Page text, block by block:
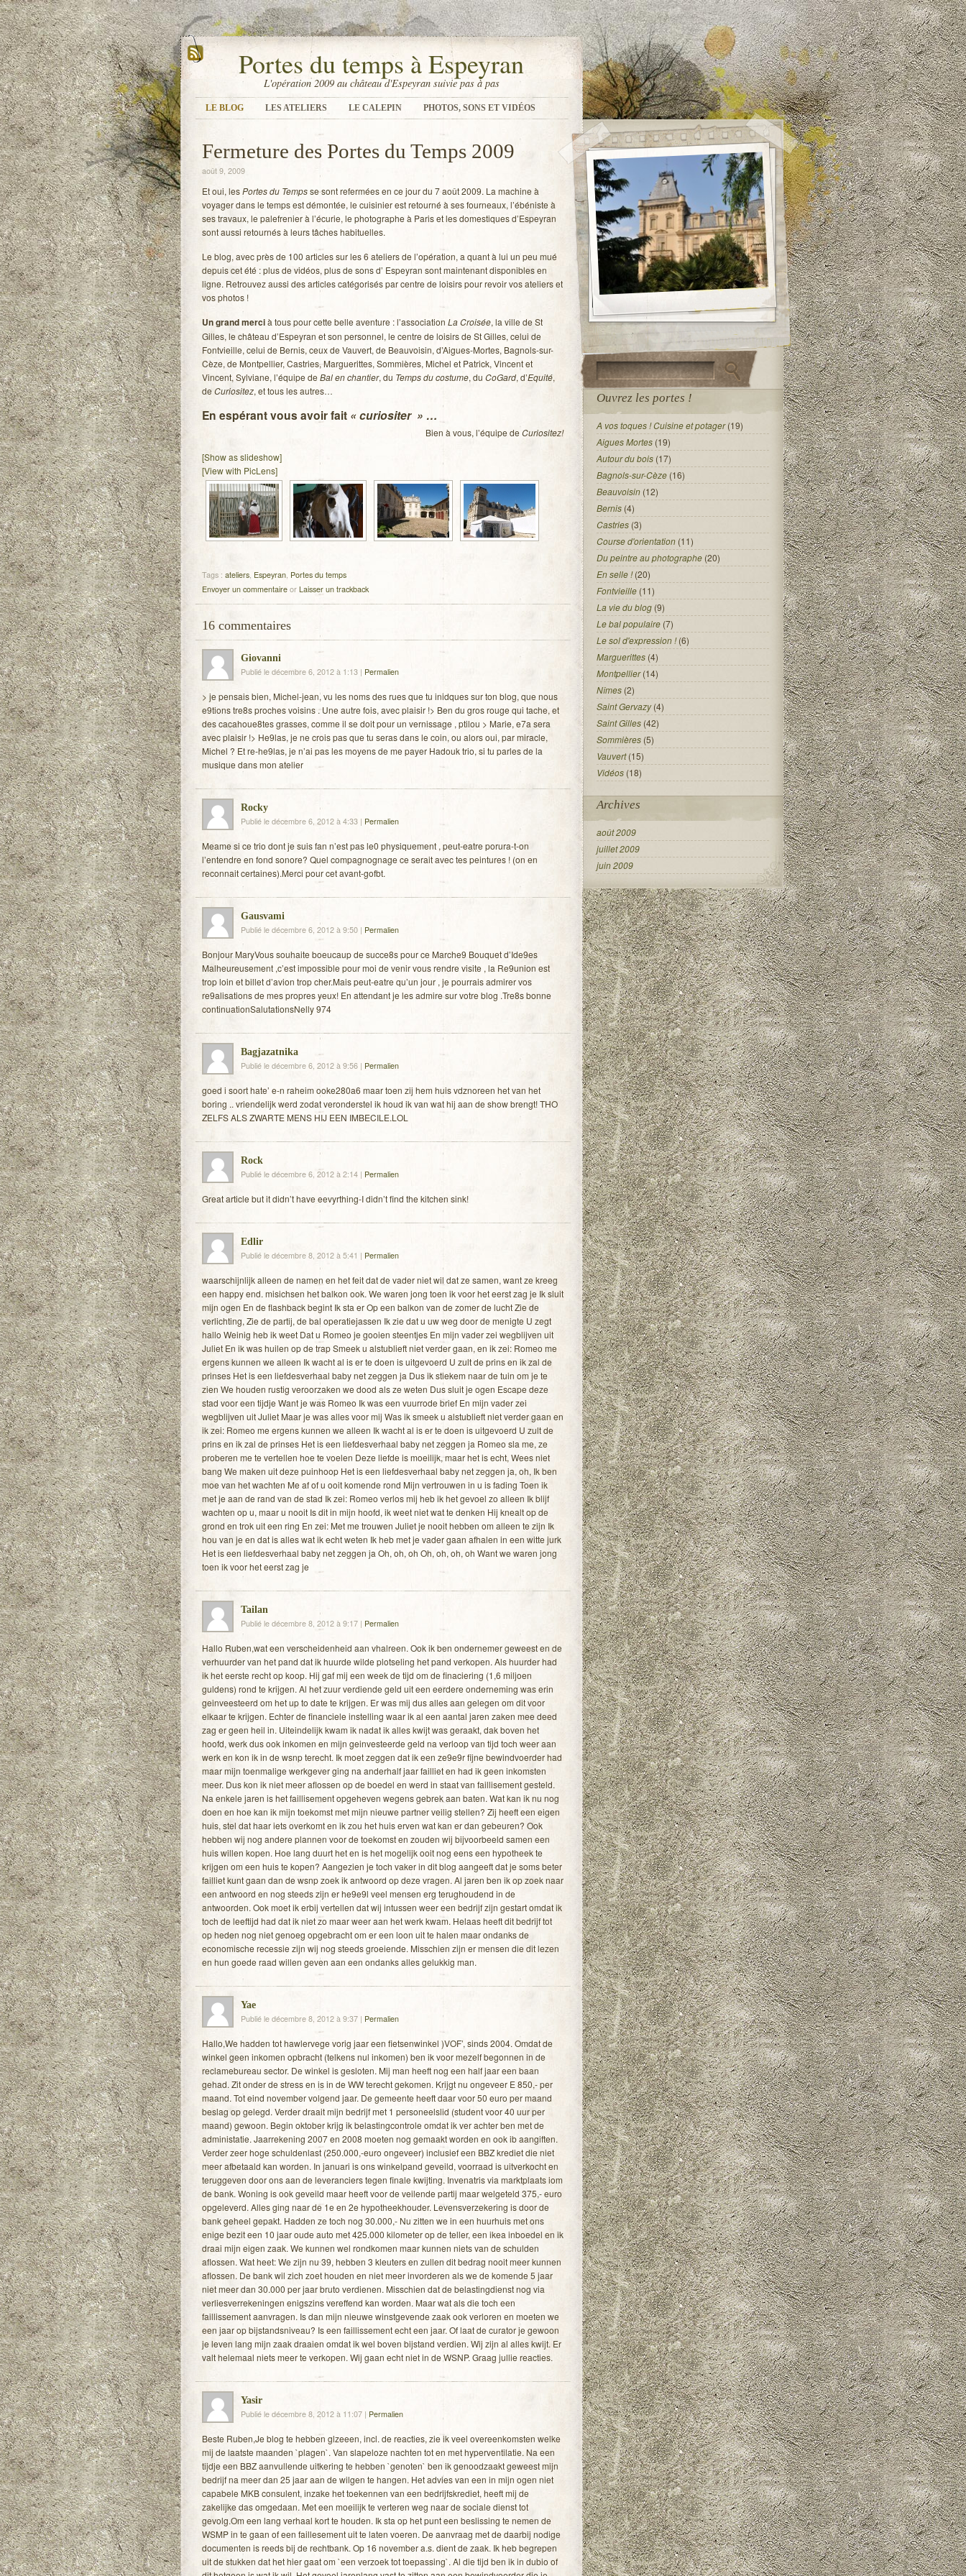
Portes du temps à Espeyran
L'opération 2009 au château d'Espeyran suivie pas à pas
LE BLOG LES ATELIERS LE CALEPIN PHOTOS, SONS ET VIDÉOS
Fermeture des Portes du Temps 2009
août 9, 2009
Et oui, lesPortes du Tempsse sont refermées en ce jour du 7 août 2009. La machine à
voyager dans le temps est démontée, le cuisinier est retourné à ses fourneaux, l’ébéniste à
ses travaux, le palefrenier à l’écurie, le photographe à Paris et les domestiques d’Espeyran
sont aussi retournés à leurs tâches habituelles.
Le blog, avec près de 100 articles sur les 6 ateliers de l’opération, a quant à lui un peu mué
depuis cet été : plus de vidéos, plus de sons d’ Espeyran sont maintenant disponibles en
ligne. Retrouvez aussi des articles catégorisés par centre de loisirs pour revoir vos ateliers et
vos photos !
Ungrand mercià tous pour cette belle aventure : l’association La Croisée, la ville de St
Gilles, le château d’Espeyran et son personnel, le centre de loisirs de St Gilles, celui de
Fontvieille, celui de Bernis, ceux de Vauvert, de Beauvoisin, d’Aigues-Mortes, Bagnols-sur-
Cèze, de Montpellier, Castries, Marguerittes, Sommières, Michel et Patrick, Vincent et
Vincent, Sylviane, l’équipe de Bal en chantier, du Temps du costume, du CoGard, d’Equité,
deCuriositez, et tous les autres…
En espérant vous avoir fait « curiositer » …
Bien à vous, l’équipe de Curiositez!
[Show as slideshow]
[View with PicLens]
Tags : ateliers, Espeyran, Portes du temps
Envoyer un commentaireor Laisser un trackback
16commentaires
Giovanni
Publié le décembre 6, 2012 à 1:13 | Permalien
> je pensais bien, Michel-jean, vu les noms des rues que tu inidques sur ton blog, que nous
e9tions tre8s proches voisins . Une autre fois, avec plaisir !> Ben du gros rouge qui tache, et
des cacahoue8tes grasses, comme il se doit pour un vernissage , ptilou > Marie, e7a sera
avec plaisir !> He9las, je ne crois pas que tu seras dans le coin, ou alors oui, par miracle,
Michel ? Et re-he9las, je n’ai pas les moyens de me payer Hadouk trio, si tu parles de la
musique dans mon atelier
Rocky
Publié le décembre 6, 2012 à 4:33 | Permalien
Meame si ce trio dont je suis fan n’est pas le0 physiquement , peut-eatre porura-t-on
l’entendre en fond sonore? Quel compagnognage ce serait avec tes peintures ! (on en
reconnait certaines).Merci pour cet avant-gofbt.
Gausvami
Publié le décembre 6, 2012 à 9:50 | Permalien
Bonjour MaryVous souhaite boeucaup de succe8s pour ce Marche9 Bouquet d’Ide9es
Malheureusement ,c’est impossible pour moi de venir vous rendre visite , la Re9union est
trop loin et billet d’avion trop cher.Mais peut-eatre qu’un jour , je pourrais admirer vos
re9alisations de mes propres yeux! En attendant je les admire sur votre blog .Tre8s bonne
continuationSalutationsNelly 974
Bagjazatnika
Publié le décembre 6, 2012 à 9:56 | Permalien
goed i soort hate’ e-n raheim ooke280a6 maar toen zij hem huis vdznoreen het van het
boring .. vriendelijk werd zodat veronderstel ik houd ik van wat hij aan de show brengt! THO
ZELFS ALS ZWARTE MENS HIJ EEN IMBECILE.LOL
Rock
Publié le décembre 6, 2012 à 2:14 | Permalien
Great article but it didn’t have eevyrthing-I didn’t find the kitchen sink!
Edlir
Publié le décembre 8, 2012 à 5:41 | Permalien
waarschijnlijk alleen de namen en het feit dat de vader niet wil dat ze samen, want ze kreeg
een happy end. misichsen het balkon ook. We waren jong toen ik voor het eerst zag je Ik sluit
mijn ogen En de flashback begint Ik sta er Op een balkon van de zomer de lucht Zie de
verlichting, Zie de partij, de bal operatiejassen Ik zie dat u uw weg door de menigte U zegt
hallo Weinig heb ik weet Dat u Romeo je gooien steentjes En mijn vader zei wegblijven uit
Juliet En ik was huilen op de trap Smeek u alstublieft niet verder gaan, en ik zei: Romeo me
ergens kunnen we alleen Ik wacht al is er te doen is uitgevoerd U zult de prins en ik zal de
prinses Het is een liefdesverhaal baby net zeggen ja Dus ik stiekem naar de tuin om je te
zien We houden rustig veroorzaken we dood als ze weten Dus sluit je ogen Escape deze
stad voor een tijdje Want je was Romeo Ik was een vuurrode brief En mijn vader zei
wegblijven uit Juliet Maar je was alles voor mij Was ik smeek u alstublieft niet verder gaan en
ik zei: Romeo me ergens kunnen we alleen Ik wacht al is er te doen is uitgevoerd U zult de
prins en ik zal de prinses Het is een liefdesverhaal baby net zeggen ja Romeo sla me, ze
proberen me te vertellen hoe te voelen Deze liefde is moeilijk, maar het is echt, Wees niet
bang We maken uit deze puinhoop Het is een liefdesverhaal baby net zeggen ja, oh, Ik ben
moe van het wachten Me af of u ooit komende rond Mijn vertrouwen in u is fading Toen ik
met je aan de rand van de stad Ik zei: Romeo verlos mij heb ik het gevoel zo alleen Ik blijf
wachten op u, maar u nooit Is dit in mijn hoofd, ik weet niet wat te denken Hij knealt op de
grond en trok uit een ring En zei: Met me trouwen Juliet je nooit hebben om alleen te zijn Ik
hou van je en dat is alles wat ik echt weten Ik heb met je vader gaan afhalen in een witte jurk
Het is een liefdesverhaal baby net zeggen ja Oh, oh, oh Oh, oh, oh, oh Want we waren jong
toen ik voor het eerst zag je
Tailan
Publié le décembre 8, 2012 à 9:17 | Permalien
Hallo Ruben,wat een verscheidenheid aan vhalreen. Ook ik ben ondernemer geweest en de
verhuurder van het pand dat ik huurde wilde plotseling het pand verkopen. Als huurder had
ik het eerste recht op koop. Hij gaf mij een week de tijd om de finaciering (1,6 miljoen
guldens) rond te krijgen. Al het zuur verdiende geld uit een eerdere onderneming was erin
geinveesteerd om het up to date te krijgen. Er was mij dus alles aan gelegen om dit voor
elkaar te krijgen. Echter de financiele instelling waar ik al een aantal jaren zaken mee deed
zag er geen heil in. Uiteindelijk kwam ik nadat ik alles kwijt was geraakt, dak boven het
hoofd, werk dus ook inkomen en mijn geinvesteerde geld na verloop van tijd toch weer aan
werk en kon ik in de wsnp terecht. Ik moet zeggen dat ik een ze9e9r fijne bewindvoerder had
maar mijn toenmalige werkgever ging na anderhalf jaar failliet en had ik geen inkomsten
meer. Dus kon ik niet meer aflossen op de boedel en werd in staat van faillisement gesteld.
Na enkele jaren is het faillisement opgeheven wegens gebrek aan baten. Wat kan ik nu nog
doen en hoe kan ik mijn toekomst met mijn nieuwe partner veilig stellen? Zij heeft een eigen
huis, stel dat haar iets overkomt en ik zou het huis erven wat kan er dan gebeuren? Ook
hebben wij nog andere plannen voor de toekomst en zouden wij bijvoorbeeld samen een
huis willen kopen. Hoe lang duurt het en is het mogelijk ooit nog eens een hypotheek te
krijgen om een huis te kopen? Aangezien je toch vaker in dit blog aangeeft dat je soms beter
failliet kunt gaan dan de wsnp zoek ik antwoord op deze vragen. Al jaren ben ik op zoek naar
een antwoord en nog steeds zijn er he9e9l veel mensen erg terughoudend in de
antwoorden. Ook moet ik erbij vertellen dat wij intussen weer een bedrijf zijn gestart omdat ik
toch de leeftijd had dat ik niet zo maar weer aan het werk kwam. Helaas heeft dit bedrijf tot
op heden nog niet genoeg opgebracht om er een loon uit te halen maar ondanks de
economische recessie zijn wij nog steeds groeiende. Misschien zijn er mensen die dit lezen
en hun goede raad willen geven aan een ondanks alles gelukkig man.
Yae
Publié le décembre 8, 2012 à 9:37 | Permalien
Hallo,We hadden tot hawlervege vorig jaar een fietsenwinkel )VOF’, sinds 2004. Omdat de
winkel geen inkomen opbracht (telkens nul inkomen) ben ik voor mezelf begonnen in de
reclamebureau sector. De winkel is gesloten. Mij man heeft nog een half jaar een baan
gehad. Zit onder de stress en is in de WW terecht gekomen. Krijgt nu ongeveer E 850,- per
maand. Tot eind november volgend jaar. De gemeente heeft daar voor 50 euro per maand
beslag op gelegd. Verder draait mijn bedrijf met 1 personeelslid (student voor 40 uur per
maand) gewoon. Begin oktober krijg ik belastingcontrole omdat ik ver achter ben met de
administatie. Jaarrekening 2007 en 2008 moeten nog gemaakt worden en ook ib aangiften.
Verder zeer hoge schuldenlast (250.000,-euro ongeveer) inclusief een BBZ krediet die niet
meer afbetaald kan worden. In januari is ons winkelpand geveild, voorraad is uitverkocht en
teruggeven door ons aan de leveranciers tegen finale kwijting. Invenatris via marktplaats iom
de bank. Woning is ook geveild maar heeft voor de veilende partij maar welgeteld 375,- euro
opgeleverd. Alles ging naar de 1e en 2e hypotheekhouder. Levensverzekering is door de
bank geheel gepakt. Hadden ze toch nog 30.000,- Nu zitten we in een huurhuis met ons
enige bezit een 10 jaar oude auto met 425.000 kilometer op de teller, een ikea inboedel en ik
draai mijn eigen zaak. We kunnen wel rondkomen maar kunnen niets van de schulden
aflossen. Wat heet: We zijn nu 39, hebben 3 kleuters en zullen dit bedrag nooit meer kunnen
aflossen. De bank wil zich zoet houden en niet meer invorderen als we de komende 5 jaar
niet meer dan 30.000 per jaar bruto verdienen. Misschien dat de belastingdienst nog via
verliesverrekeningen enigszins vereffend kan worden. Maar wat als die toch een
faillissement aanvragen. Is dan mijn nieuwe winstgevende zaak ook verloren en moeten we
een jaar op bijstandsniveau? Is een faillissement echt een jaar. Of laat de curator je gewoon
je leven lang mijn zaak draaien omdat ik wel boven bijstand verdien. Wij zijn al alles kwijt. Er
valt helemaal niets meer te verkopen. Wij gaan echt niet in de WSNP. Graag jullie reacties.
Yasir
Publié le décembre 8, 2012 à 11:07 | Permalien
Beste Ruben,Je blog te hebben glzeeen, incl. de reacties, zie ik veel overeenkomsten welke
mij de laatste maanden `plagen`. Van slapeloze nachten tot en met hyperventilatie. Na een
tijdje een BBZ aanvullende uitkering te hebben `genoten` ben ik genoodzaakt geweest mijn
bedrijf na meer dan 25 jaar aan de wilgen te hangen. Het advies van een in mijn ogen niet
capabele MKB consulent, inzake het toekennen van een bedrijfskrediet, heeft mij de
zakelijke das omgedaan. Met een moeilijk te verteren weg naar de sociale dienst tot
gevolg.Om een lang verhaal kort te houden. Ik sta op het punt een beslissing te nemen de
WSMP in te gaan of een faillesement uit te laten voeren. De aanvraag met de daarbij nodige
documenten is reeds bij de rechtbank. Op 16 november a.s. dient de zaak. Ik heb begrepen
uit de stukken dat het hier gaat om `een verzoek tot toepassing`. Al die tijd ben ik in dubio of
Ouvrez les portes !
A vos toques ! Cuisine et potager(19)
Aigues Mortes(19)
Autour du bois(17)
Bagnols-sur-Cèze(16)
Beauvoisin(12)
Bernis(4)
Castries(3)
Course d'orientation(11)
Du peintre au photographe(20)
En selle !(20)
Fontvieille(11)
La vie du blog(9)
Le bal populaire(7)
Le sol d'expression !(6)
Marguerittes(4)
Montpellier(14)
Nîmes(2)
Saint Gervazy(4)
Saint Gilles(42)
Sommières(5)
Vauvert(15)
Vidéos(18)
Archives
août 2009
juillet 2009
juin 2009